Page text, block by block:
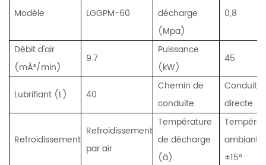
Modèle LGGPM-60
décharge
(Mpa)
0,8
Débit d'air
(mÂ³/min)
9.7
Puissance
(kW)
45
Lubrifiant (L) 40
Chemin de
conduite
Conduite
directe
Refroidissement
Refroidissement
par air
Température
de décharge
(â)
ambiante
±15°